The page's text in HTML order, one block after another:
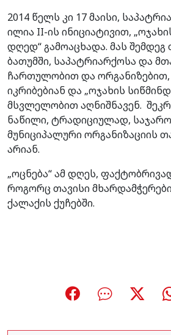
2014 წელს კი 17 მაისი,
ილია II-ის ინიციატივით,
დღედ“ გამოაცხადა. მას
ბათუმში, საპატრიარქოსა და
ჩართულობით და ორგანიზებით,
იკრიბებიან და „ოჯახის
მსვლელობით აღნიშნავენ.
ნაწილი, ტრადიციულად,
მუნიციპალური ორგანიზაციის
არიან.
„ოცნება“ ამ დღეს,
როგორც თავისი
ქალაქის ქუჩებში.